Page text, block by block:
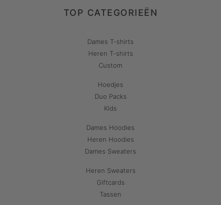
TOP CATEGORIEËN
Dames T-shirts
Heren T-shirts
Custom
Hoedjes
Duo Packs
Kids
Dames Hoodies
Heren Hoodies
Dames Sweaters
Heren Sweaters
Giftcards
Tassen